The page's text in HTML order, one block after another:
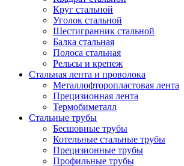
Круг стальной
Уголок стальной
Шестигранник стальной
Балка стальная
Полоса стальная
Рельсы и крепеж
Стальная лента и проволока
Металлофторопластовая лента
Прецизионная лента
Термобиметалл
Стальные трубы
Бесшовные трубы
Котельные стальные трубы
Прецизионные трубы
Профильные трубы